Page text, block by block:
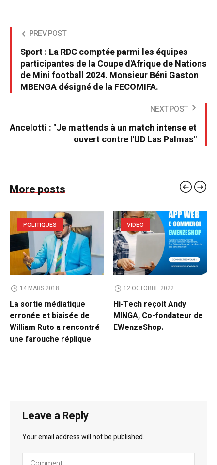
PREV POST
Sport : La RDC comptée parmi les équipes
participantes de la Coupe d'Afrique de Nations
de Mini football 2024. Monsieur Béni Gaston
MBENGA désigné de la FECOMIFA.
NEXT POST
Ancelotti : "Je m'attends à un match intense et
ouvert contre l'UD Las Palmas"
More posts
POLITIQUES
14 MARS 2018
La sortie médiatique
erronée et biaisée de
William Ruto a rencontré
une farouche réplique
VIDEO
12 OCTOBRE 2022
Hi-Tech reçoit Andy
MINGA, Co-fondateur de
EWenzeShop.
Leave a Reply
Your email address will not be published.